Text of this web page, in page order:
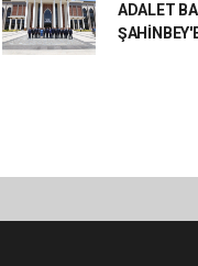
ADALET